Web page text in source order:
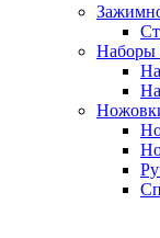
Наборы